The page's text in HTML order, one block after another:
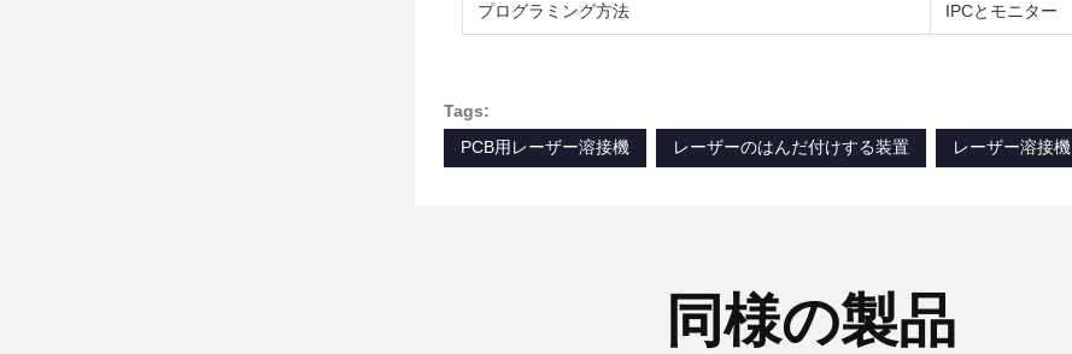
プログラミング方法 IPCとモニター
Tags:
PCB用レーザー溶接機
レーザーのはんだ付けする装置 レーザー溶接機
同様の製品